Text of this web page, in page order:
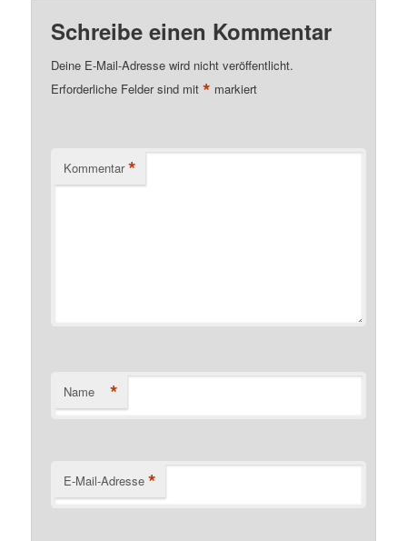
Schreibe einen Kommentar
Deine E-Mail-Adresse wird nicht veröffentlicht.
Erforderliche Felder sind mit* markiert
Kommentar *
Name *
E-Mail-Adresse *